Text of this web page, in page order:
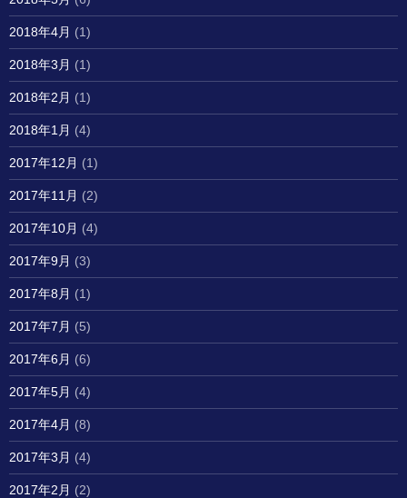
2018年4月 (1)
2018年3月 (1)
2018年2月 (1)
2018年1月 (4)
2017年12月 (1)
2017年11月 (2)
2017年10月 (4)
2017年9月 (3)
2017年8月 (1)
2017年7月 (5)
2017年6月 (6)
2017年5月 (4)
2017年4月 (8)
2017年3月 (4)
2017年2月 (2)